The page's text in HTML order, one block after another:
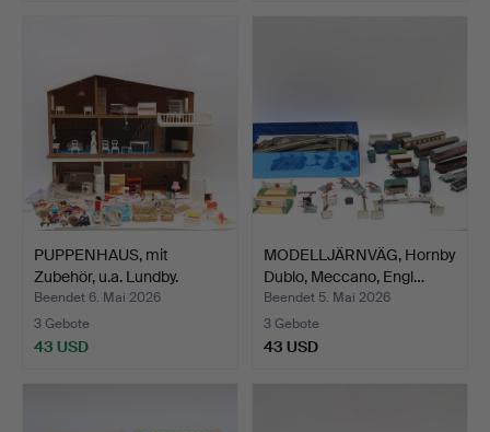
PUPPENHAUS, mit
Zubehör, u.a. Lundby.
Beendet 6. Mai 2026
3 Gebote
43 USD
MODELLJÄRNVÄG, Hornby
Dublo, Meccano, Engl…
Beendet 5. Mai 2026
3 Gebote
43 USD